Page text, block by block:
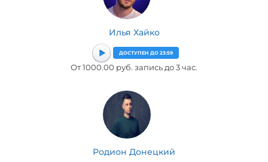
Илья Хайко
ДОСТУПЕН ДО 23:59
От 1000.00 руб. запись до 3 час.
Родион Донецкий